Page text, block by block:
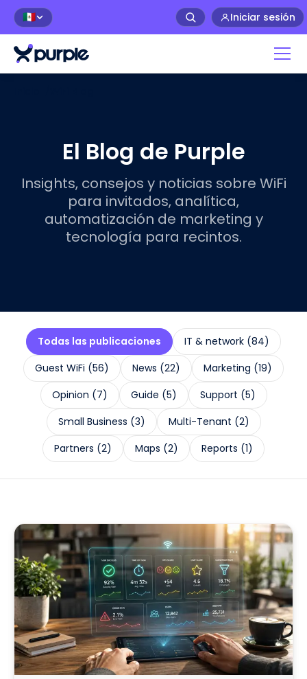
🇲🇽 Iniciar sesión
El Blog de Purple
Insights, consejos y noticias sobre WiFi
para invitados, analítica,
automatización de marketing y
tecnología para recintos.
Todas las publicaciones IT & network (84)
Guest WiFi (56) News (22) Marketing (19)
Opinion (7) Guide (5) Support (5)
Small Business (3) Multi-Tenant (2)
Partners (2) Maps (2) Reports (1)